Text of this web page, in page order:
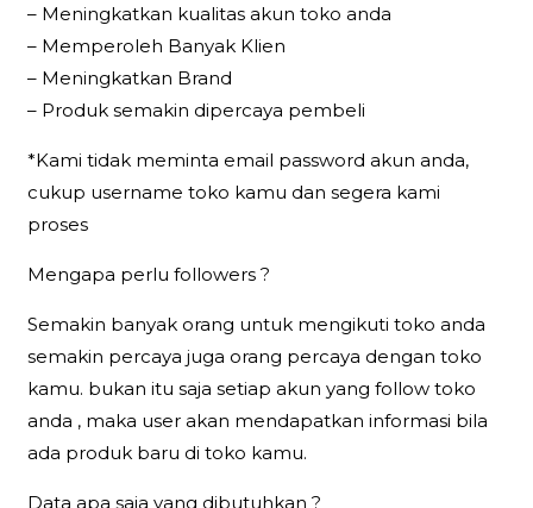
– Meningkatkan kualitas akun toko anda
– Memperoleh Banyak Klien
– Meningkatkan Brand
– Produk semakin dipercaya pembeli
*Kami tidak meminta email password akun anda,
cukup username toko kamu dan segera kami
proses
Mengapa perlu followers ?
Semakin banyak orang untuk mengikuti toko anda
semakin percaya juga orang percaya dengan toko
kamu. bukan itu saja setiap akun yang follow toko
anda , maka user akan mendapatkan informasi bila
ada produk baru di toko kamu.
Data apa saja yang dibutuhkan ?